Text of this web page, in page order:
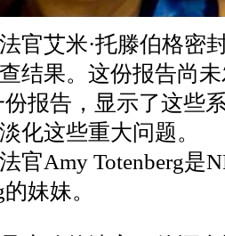
官艾米·托滕伯格密
结果。这份报告尚
报告，显示了这些
化这些重大问题。
官Amy Totenberg是
的妹妹。